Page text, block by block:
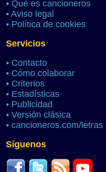
• Qué es cancioneros
• Aviso legal
• Política de cookies
Servicios
• Contacto
• Cómo colaborar
• Criterios
• Estadísticas
• Publicidad
• Versión clásica
• cancioneros.com/letras
Síguenos